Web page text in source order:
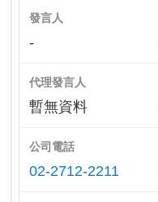
發言人
-
代理發言人
暫無資料
公司電話
02-2712-2211